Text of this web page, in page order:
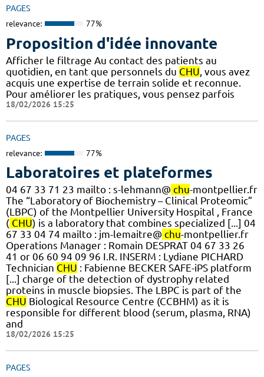
PAGES
relevance: 77%
Proposition d'idée innovante
Afficher le filtrage Au contact des patients au
quotidien, en tant que personnels du CHU , vous avez
acquis une expertise de terrain solide et reconnue.
Pour améliorer les pratiques, vous pensez parfois
18/02/2026 15:25
PAGES
relevance: 77%
Laboratoires et plateformes
04 67 33 71 23 mailto : s-lehmann@ chu-montpellier.fr
The “Laboratory of Biochemistry – Clinical Proteomic”
(LBPC) of the Montpellier University Hospital , France
( CHU) is a laboratory that combines specialized [...] 04
67 33 04 74 mailto : jm-lemaitre@ chu-montpellier.fr
Operations Manager : Romain DESPRAT 04 67 33 26
41 or 06 60 94 09 96 I.R. INSERM : Lydiane PICHARD
Technician CHU : Fabienne BECKER SAFE-iPS platform
[...] charge of the detection of dystrophy related
proteins in muscle biopsies. The LBPC is part of the
CHU Biological Resource Centre (CCBHM) as it is
responsible for different blood (serum, plasma, RNA)
and
18/02/2026 15:25
PAGES